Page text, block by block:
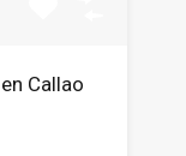
Callao